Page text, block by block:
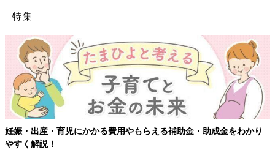
特集
妊娠・出産・育児にかかる費用やもらえる補助金・助成金をわかり
やすく解説！